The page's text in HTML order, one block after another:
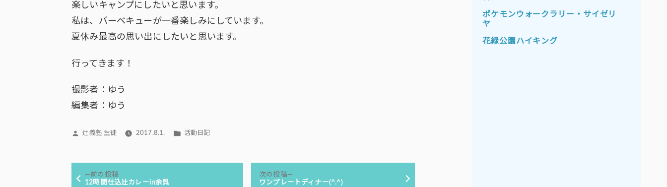
楽しいキャンプにしたいと思います。
私は、バーベキューが一番楽しみにしています。
夏休み最高の思い出にしたいと思います。
行ってきます！
撮影者：ゆう
編集者：ゆう
投
辻義塾 生徒 2017.8.1.
カ
活動日記
前の投稿前
の
12時間仕込辻カレーin余呉
次の投稿
次
の
ワンプレートディナー(^.^)
2023年1月 2022年12月
2022年11月
2022年9月 2022年8月
ポケモンウォークラリー・サイゼリ
ヤ
花緑公園ハイキング